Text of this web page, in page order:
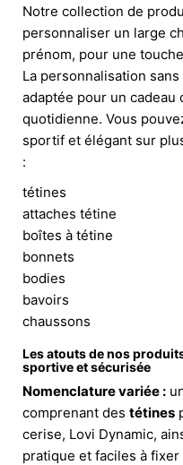
Notre collection de
personnaliser un large
prénom, pour une
La personnalisation
adaptée pour un
quotidienne. Vous
sportif et élégant sur
:
tétines
attaches tétine
boîtes à tétine
bonnets
bodies
bavoirs
chaussons
Les atouts de nos
sportive et sécurisée
Nomenclature variée :
comprenant des tétines
cerise, Lovi Dynamic,
pratique et faciles à